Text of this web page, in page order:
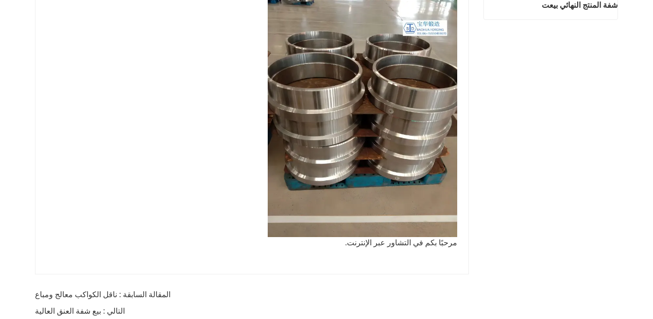
مرحبًا بكم في التشاور عبر الإنترنت.
المقالة السابقة : ناقل الكواكب معالج ومباع
التالي : بيع شفة العنق العالية
شفة المنتج النهائي بيعت